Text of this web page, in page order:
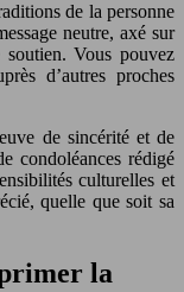
de la personne
neutre, axé sur
Vous pouvez
d’autres proches
de sincérité et de
condoléances rédigé
culturelles et
quelle que soit sa
la